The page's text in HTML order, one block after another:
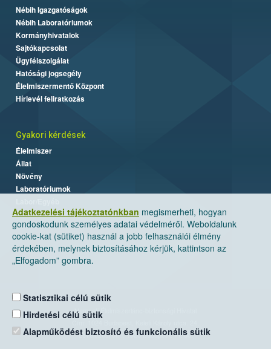
Adatkezelési tájékoztatónkban megismerheti, hogyan
gondoskodunk személyes adatai védelméről. Weboldalunk
cookie-kat (sütiket) használ a jobb felhasználói élmény
érdekében, melynek biztosításához kérjük, kattintson az
„Elfogadom” gombra.
Statisztikai célú sütik
Hirdetési célú sütik
Alapműködést biztosító és funkcionális sütik
Nébih Igazgatóságok
Nébih Laboratóriumok
Kormányhivatalok
Sajtókapcsolat
Ügyfélszolgálat
Hatósági jogsegély
Élelmiszermentő Központ
Hírlevél feliratkozás
Gyakori kérdések
Élelmiszer
Állat
Növény
Laboratóriumok
Nemzeti Élelmiszerlánc-biztonsági Hivatal
Levelezési cím: 1525 Budapest. Pf. 30.